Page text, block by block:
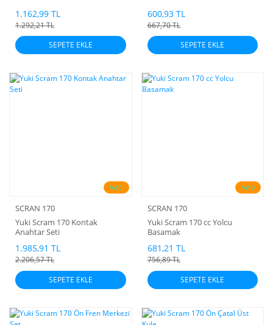
1.162,99 TL
1.292,21 TL
SEPETE EKLE
600,93 TL
667,70 TL
SEPETE EKLE
%10
SCRAN 170
Yuki Scram 170 Kontak
Anahtar Seti
1.985,91 TL
2.206,57 TL
SEPETE EKLE
%10
SCRAN 170
Yuki Scram 170 cc Yolcu
Basamak
681,21 TL
756,89 TL
SEPETE EKLE